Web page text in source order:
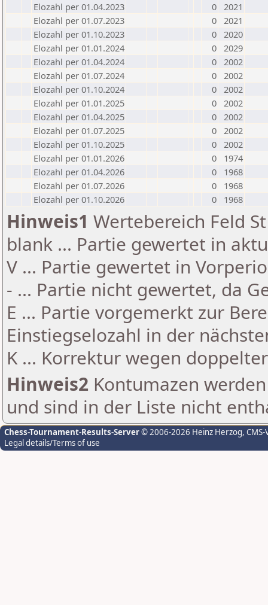
Elozahl per 01.04.2023
0 2021
Elozahl per 01.07.2023
0 2021
Elozahl per 01.10.2023
0 2020
Elozahl per 01.01.2024
0 2029
Elozahl per 01.04.2024
0 2002
Elozahl per 01.07.2024
0 2002
Elozahl per 01.10.2024
0 2002
Elozahl per 01.01.2025
0 2002
Elozahl per 01.04.2025
0 2002
Elozahl per 01.07.2025
0 2002
Elozahl per 01.10.2025
0 2002
Elozahl per 01.01.2026
0
1974
Elozahl per 01.04.2026
0
1968
Elozahl per 01.07.2026
0
1968
Elozahl per 01.10.2026
0 1968
Hinweis1 Wertebereich Feld
blank ... Partie gewertet in
V ... Partie gewertet in
- ... Partie nicht gewertet, da
E ... Partie vorgemerkt zur
Einstiegselozahl in der
K ... Korrektur wegen
Hinweis2 Kontumazen
und sind in der Liste nicht
Chess-Tournament-Results-Server© 2006-2026 Heinz Herzog,
Legal details/Terms of use